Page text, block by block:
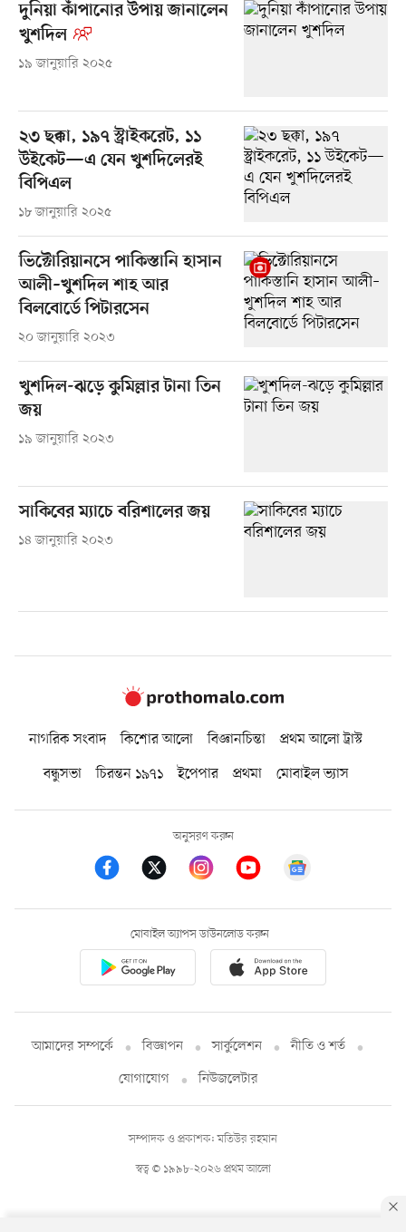
দুনিয়া কাঁপানোর উপায় জানালেন
খুশদিল
১৯ জানুয়ারি ২০২৫
২৩ ছক্কা, ১৯৭ স্ট্রাইকরেট, ১১
উইকেট—এ যেন খুশদিলেরই
বিপিএল
১৮ জানুয়ারি ২০২৫
ভিক্টোরিয়ানসে পাকিস্তানি হাসান
আলী–খুশদিল শাহ আর
বিলবোর্ডে পিটারসেন
২০ জানুয়ারি ২০২৩
খুশদিল-ঝড়ে কুমিল্লার টানা তিন
জয়
১৯ জানুয়ারি ২০২৩
সাকিবের ম্যাচে বরিশালের জয়
১৪ জানুয়ারি ২০২৩
নাগরিক সংবাদ কিশোর আলো বিজ্ঞানচিন্তা
প্রথম আলো ট্রাস্ট
বন্ধুসভা
চিরন্তন ১৯৭১ ইপেপার প্রথমা মোবাইল ভ্যাস
অনুসরণ করুন
মোবাইল অ্যাপস ডাউনলোড করুন
আমাদের সম্পর্কে বিজ্ঞাপন সার্কুলেশন
নীতি ও শর্ত
যোগাযোগ
নিউজলেটার
স্বত্ব © ১৯৯৮-২০২৬ প্রথম আলো
সম্পাদক ও প্রকাশক: মতিউর রহমান